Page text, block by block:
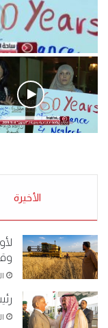
.وقفة احتجاجية رمزية
الأحد 5 مايو 2019
5-2019.
الأخيرة